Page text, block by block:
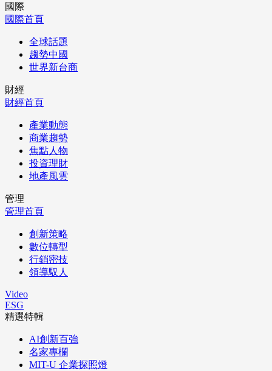
國際
國際首頁
全球話題
趨勢中國
世界新台商
財經
財經首頁
產業動態
商業趨勢
焦點人物
投資理財
地產風雲
管理
管理首頁
創新策略
數位轉型
行銷密技
領導馭人
Video
ESG
精選特輯
AI創新百強
名家專欄
MIT-U 企業探照燈